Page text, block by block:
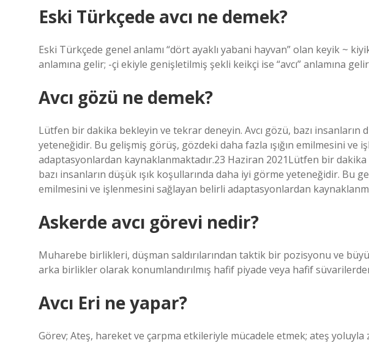
Eski Türkçede avcı ne demek?
Eski Türkçede genel anlamı “dört ayaklı yabani hayvan” olan keyik ~
anlamına gelir; -çi ekiyle genişletilmiş şekli keikçi ise “avcı” anlamına
Avcı gözü ne demek?
Lütfen bir dakika bekleyin ve tekrar deneyin. Avcı gözü, bazı insanların
yeteneğidir. Bu gelişmiş görüş, gözdeki daha fazla ışığın emilmesini ve
adaptasyonlardan kaynaklanmaktadır.23 Haziran 2021Lütfen bir
bazı insanların düşük ışık koşullarında daha iyi görme yeteneğidir. Bu
emilmesini ve işlenmesini sağlayan belirli adaptasyonlardan
Askerde avcı görevi nedir?
Muharebe birlikleri, düşman saldırılarından taktik bir pozisyonu ve
arka birlikler olarak konumlandırılmış hafif piyade veya hafif
Avcı Eri ne yapar?
Görev; Ateş, hareket ve çarpma etkileriyle mücadele etmek; ateş